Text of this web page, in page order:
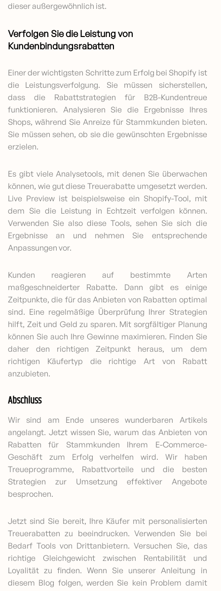
dieser außergewöhnlich ist.
Verfolgen Sie die Leistung von
Kundenbindungsrabatten
Einer der wichtigsten Schritte zum Erfolg bei Shopify ist
die Leistungsverfolgung. Sie müssen sicherstellen,
dass die Rabattstrategien für B2B-Kundentreue
funktionieren. Analysieren Sie die Ergebnisse Ihres
Shops, während Sie Anreize für Stammkunden bieten.
Sie müssen sehen, ob sie die gewünschten Ergebnisse
erzielen.
Es gibt viele Analysetools, mit denen Sie überwachen
können, wie gut diese Treuerabatte umgesetzt werden.
Live Preview ist beispielsweise ein Shopify-Tool, mit
dem Sie die Leistung in Echtzeit verfolgen können.
Verwenden Sie also diese Tools, sehen Sie sich die
Ergebnisse an und nehmen Sie entsprechende
Anpassungen vor.
Kunden reagieren auf bestimmte Arten
maßgeschneiderter Rabatte. Dann gibt es einige
Zeitpunkte, die für das Anbieten von Rabatten optimal
sind. Eine regelmäßige Überprüfung Ihrer Strategien
hilft, Zeit und Geld zu sparen. Mit sorgfältiger Planung
können Sie auch Ihre Gewinne maximieren. Finden Sie
daher den richtigen Zeitpunkt heraus, um dem
richtigen Käufertyp die richtige Art von Rabatt
anzubieten.
Abschluss
Wir sind am Ende unseres wunderbaren Artikels
angelangt. Jetzt wissen Sie, warum das Anbieten von
Rabatten für Stammkunden Ihrem E-Commerce-
Geschäft zum Erfolg verhelfen wird. Wir haben
Treueprogramme, Rabattvorteile und die besten
Strategien zur Umsetzung effektiver Angebote
besprochen.
Jetzt sind Sie bereit, Ihre Käufer mit personalisierten
Treuerabatten zu beeindrucken. Verwenden Sie bei
Bedarf Tools von Drittanbietern. Versuchen Sie, das
richtige Gleichgewicht zwischen Rentabilität und
Loyalität zu finden. Wenn Sie unserer Anleitung in
diesem Blog folgen, werden Sie kein Problem damit